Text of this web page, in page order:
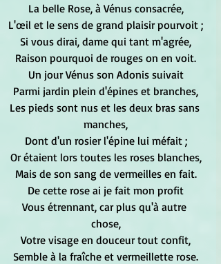
La belle Rose, à Vénus consacrée,
L'œil et le sens de grand plaisir pourvoit ;
Si vous dirai, dame qui tant m'agrée,
Raison pourquoi de rouges on en voit.
Un jour Vénus son Adonis suivait
Parmi jardin plein d'épines et branches,
Les pieds sont nus et les deux bras sans
manches,
Dont d'un rosier l'épine lui méfait ;
Or étaient lors toutes les roses blanches,
Mais de son sang de vermeilles en fait.
De cette rose ai je fait mon profit
Vous étrennant, car plus qu'à autre
chose,
Votre visage en douceur tout confit,
Semble à la fraîche et vermeillette rose.